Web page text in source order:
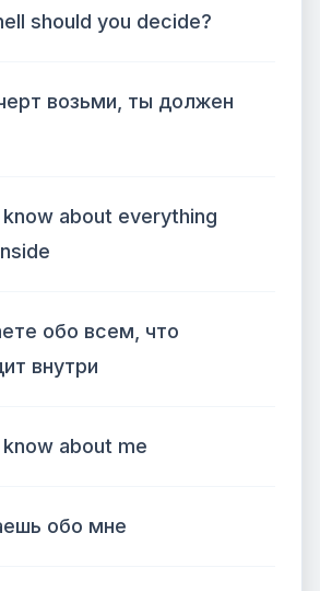
should you decide?
возьми, ты должен
know about everything
обо всем, что
внутри
know about me
обо мне